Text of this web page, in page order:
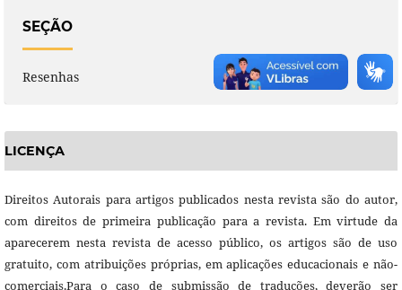
SEÇÃO
Resenhas
LICENÇA
Direitos Autorais para artigos publicados nesta revista são do autor,
com direitos de primeira publicação para a revista. Em virtude da
aparecerem nesta revista de acesso público, os artigos são de uso
gratuito, com atribuições próprias, em aplicações educacionais e não-
comerciais.Para o caso de submissão de traduções, deverão ser